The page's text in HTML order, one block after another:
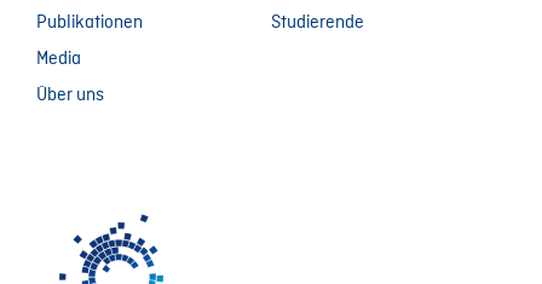
Publikationen
Media
Über uns
Studierende